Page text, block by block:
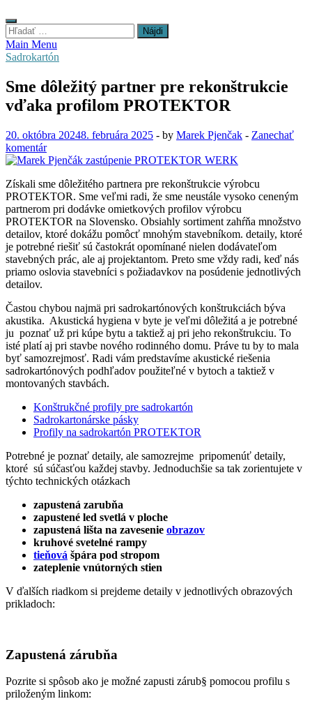
Hľadať:
Main Menu
Sadrokartón
Sme dôležitý partner pre rekonštrukcie
vďaka profilom PROTEKTOR
20. októbra 20248. februára 2025 - by Marek Pjenčak - Zanechať
komentár
Získali sme dôležitého partnera pre rekonštrukcie výrobcu
PROTEKTOR. Sme veľmi radi, že sme neustále vysoko ceneným
partnerom pri dodávke omietkových profilov výrobcu
PROTEKTOR na Slovensko. Obsiahly sortiment zahŕňa množstvo
detailov, ktoré dokážu pomôcť mnohým stavebníkom. detaily, ktoré
je potrebné riešiť sú častokrát opomínané nielen dodávateľom
stavebných prác, ale aj projektantom. Preto sme vždy radi, keď nás
priamo oslovia stavebníci s požiadavkov na posúdenie jednotlivých
detailov.
Častou chybou najmä pri sadrokartónových konštrukciách býva
akustika. Akustická hygiena v byte je veľmi dôležitá a je potrebné
ju poznať už pri kúpe bytu a taktiež aj pri jeho rekonštrukciu. To
isté platí aj pri stavbe nového rodinného domu. Práve tu by to mala
byť samozrejmosť. Radi vám predstavíme akustické riešenia
sadrokartónových podhľadov použiteľné v bytoch a taktiež v
montovaných stavbách.
Konštrukčné profily pre sadrokartón
Sadrokartonárske pásky
Profily na sadrokartón PROTEKTOR
Potrebné je poznať detaily, ale samozrejme pripomenúť detaily,
ktoré sú súčasťou každej stavby. Jednoduchšie sa tak zorientujete v
týchto technických otázkach
zapustená zarubňa
zapustené led svetlá v ploche
zapustená lišta na zavesenie obrazov
kruhové svetelné rampy
tieňová špára pod stropom
zateplenie vnútorných stien
V ďalších riadkom si prejdeme detaily v jednotlivých obrazových
prikladoch:
Zapustená zárubňa
Pozrite si spôsob ako je možné zapusti zárub§ pomocou profilu s
priloženým linkom: